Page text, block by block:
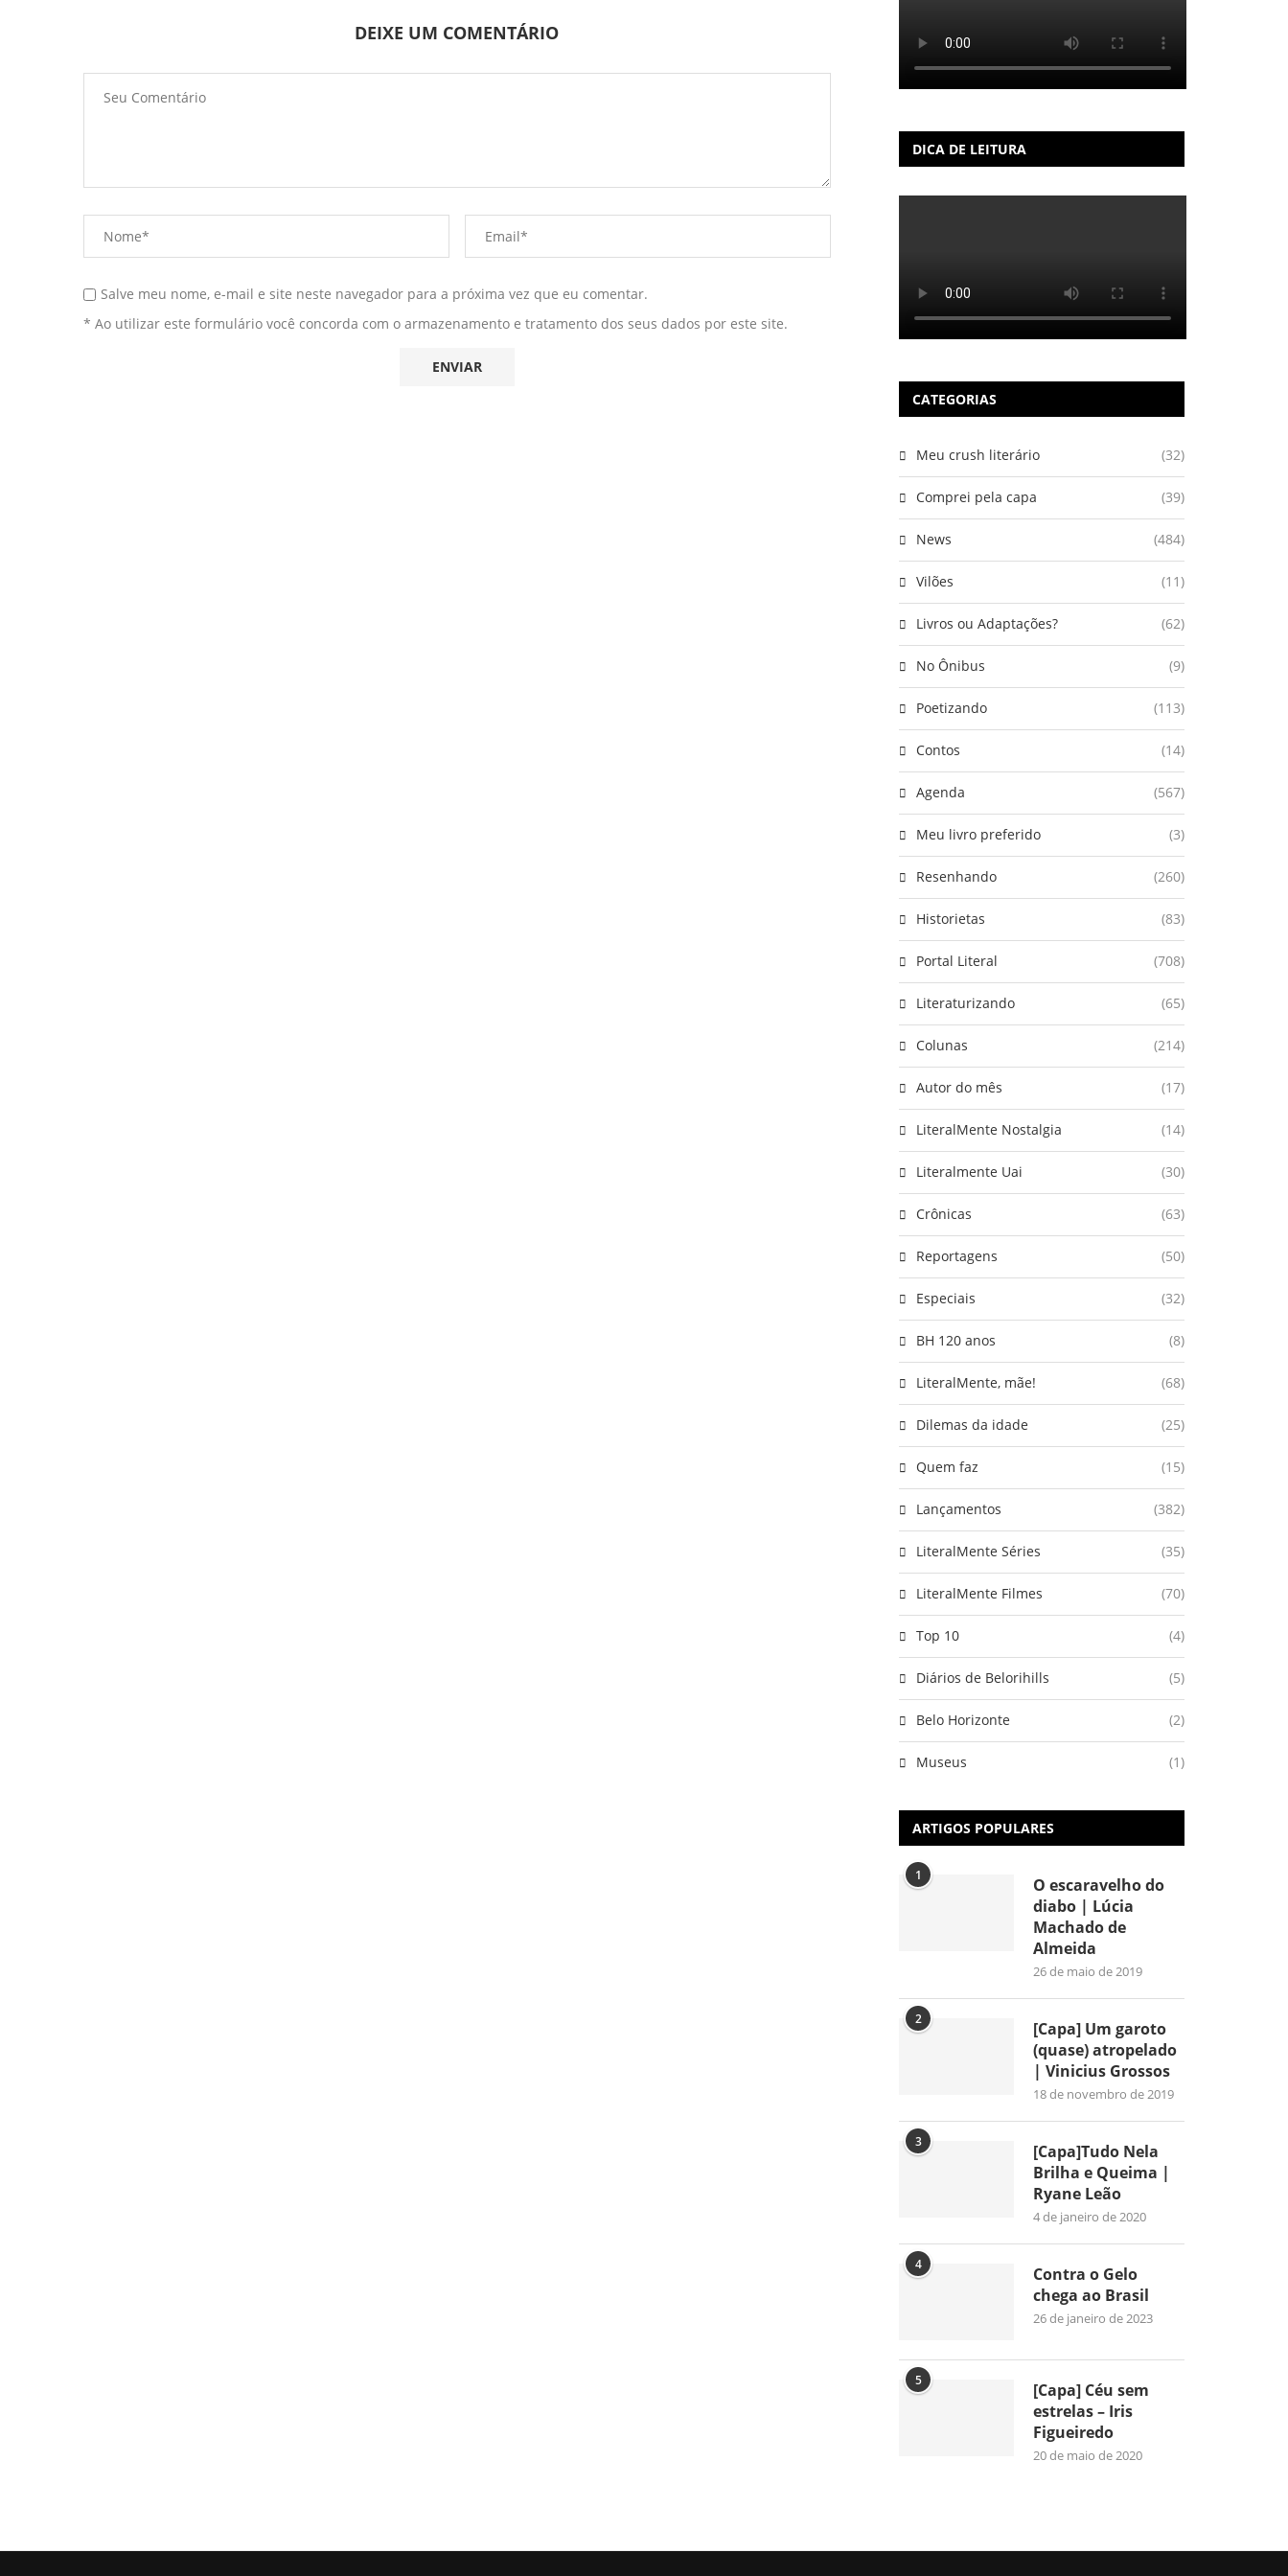
DEIXE UM COMENTÁRIO
Salve meu nome, e-mail e site neste navegador para a próxima vez que eu comentar.
* Ao utilizar este formulário você concorda com o armazenamento e tratamento dos seus dados por este site.
DICA DE LEITURA
CATEGORIAS
Meu crush literário (32)
Comprei pela capa (39)
News (484)
Vilões (11)
Livros ou Adaptações? (62)
No Ônibus (9)
Poetizando (113)
Contos (14)
Agenda (567)
Meu livro preferido (3)
Resenhando (260)
Historietas (83)
Portal Literal (708)
Literaturizando (65)
Colunas (214)
Autor do mês (17)
LiteralMente Nostalgia (14)
Literalmente Uai (30)
Crônicas (63)
Reportagens (50)
Especiais (32)
BH 120 anos (8)
LiteralMente, mãe! (68)
Dilemas da idade (25)
Quem faz (15)
Lançamentos (382)
LiteralMente Séries (35)
LiteralMente Filmes (70)
Top 10 (4)
Diários de Belorihills (5)
Belo Horizonte (2)
Museus (1)
ARTIGOS POPULARES
1
O escaravelho do
diabo | Lúcia
Machado de
Almeida
26 de maio de 2019
2
[Capa] Um garoto
(quase) atropelado
| Vinicius Grossos
18 de novembro de 2019
3
[Capa]Tudo Nela
Brilha e Queima |
Ryane Leão
4 de janeiro de 2020
4
Contra o Gelo
chega ao Brasil
26 de janeiro de 2023
5
[Capa] Céu sem
estrelas – Iris
Figueiredo
20 de maio de 2020